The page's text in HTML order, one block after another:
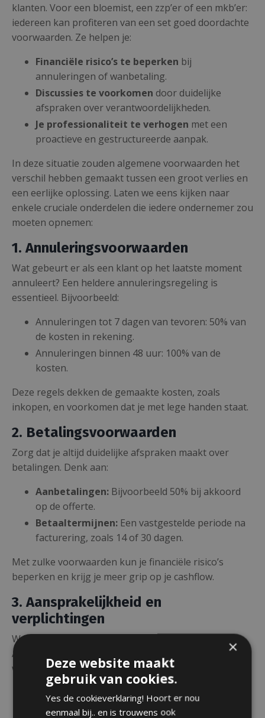
klanten. Voor een bloemist, een zzp’er of een mkb’er:
iedereen kan profiteren van een set goed doordachte
voorwaarden. Ze helpen je:
Financiële risico’s te beperken bij
annuleringen of wanbetaling.
Discussies te voorkomen door duidelijke
afspraken over verantwoordelijkheden.
Je professionaliteit te verhogen met een
proactieve en gestructureerde aanpak.
In deze situatie zouden algemene voorwaarden het
verschil hebben gemaakt tussen een groot verlies en
een eerlijke oplossing. Laten we eens kijken naar
enkele cruciale onderdelen die iedere ondernemer zou
moeten opnemen:
1. Annuleringsvoorwaarden
Wat gebeurt er als een klant op het laatste moment
annuleert? Een heldere annuleringsregeling is
essentieel. Bijvoorbeeld:
Annuleringen tot 7 dagen van tevoren: 50% van
de kosten in rekening.
Annuleringen binnen 48 uur: 100% van de
kosten.
Deze regels dekken de gemaakte kosten, zoals
inkopen, en voorkomen dat je met lege handen staat.
2. Betalingsvoorwaarden
Zorg dat je altijd duidelijke afspraken maakt over
betalingen. Denk aan:
Aanbetalingen: Bijvoorbeeld 50% bij akkoord
op de offerte.
Betaaltermijnen: Een vastgestelde periode na
facturering, zoals 14 of 30 dagen.
Met zulke voorwaarden kun je financiële risico’s
beperken en krijg je meer grip op je cashflow.
3. Aansprakelijkheid en
verplichtingen
Wat als een klant een opdracht niet nakomt?
Algemene voorwaarden kunnen vastleggen wie
waarvoor verantwoordelijk is. Bijvoorbeeld:
Jij bent verantwoordelijk voor een correcte
×
Deze website maakt
gebruik van cookies.
Yes de cookieverklaring! Hoort er nou
eenmaal bij.. en is trouwens ook